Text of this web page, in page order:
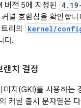
버전 5에 지정된
널 호환성을 확인합
리의
kernel/
다.
랜치 결정
미지(GKI)를 사용하는
의 커널 출시 문자열은